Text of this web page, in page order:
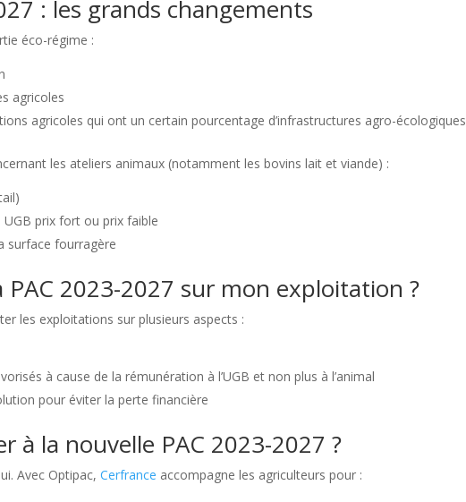
: les grands changements
éco-régime :
agricoles
agricoles qui ont un certain pourcentage d’infrastructures agro-écologiques
les ateliers animaux (notamment les bovins lait et viande) :
prix fort ou prix faible
surface fourragère
PAC 2023-2027 sur mon exploitation ?
les exploitations sur plusieurs aspects :
à cause de la rémunération à l’UGB et non plus à l’animal
pour éviter la perte financière
à la nouvelle PAC 2023-2027 ?
Avec Optipac,Cerfrance accompagne les agriculteurs pour :